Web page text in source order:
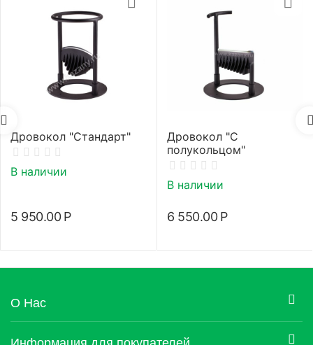
Дровокол "Стандарт"
В наличии
5 950.00 Р
Дровокол "С
полукольцом"
В наличии
6 550.00 Р
О Нас
Информация для покупателей